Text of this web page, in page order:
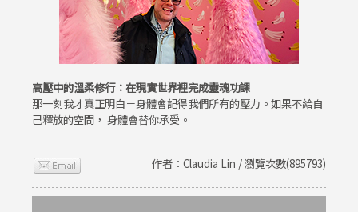
高壓中的溫柔修行：在現實世界裡完成靈魂功課
那一刻我才真正明白－身體會記得我們所有的壓力。如果不給自
己釋放的空間， 身體會替你承受。
作者：Claudia Lin / 瀏覽次數(895793)